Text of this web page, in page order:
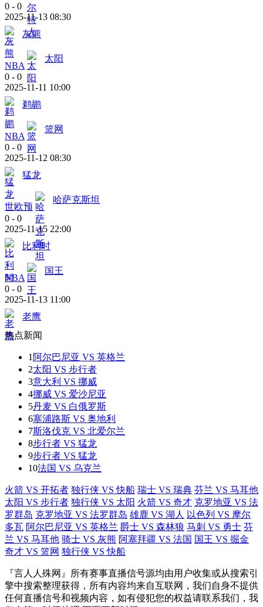
0 - 0
2025-11-13 08:30
灰熊
NBA
太阳
0 - 0
2025-11-11 10:00
鹈鹕
NBA
篮网
0 - 0
2025-11-12 08:30
猛龙
世欧预
哈萨克斯坦
0 - 0
2025-11-15 22:00
比利时
NBA
国王
0 - 0
2025-11-13 11:00
老鹰
热点新闻
1 阿尔巴尼亚 VS 英格兰
2太阳 VS 步行者
3意大利 VS 挪威
4挪威 VS 爱沙尼亚
5丹麦 VS 白俄罗斯
6塞浦路斯 VS 奥地利
7斯洛伐克 VS 北爱尔兰
8步行者 VS 猛龙
9步行者 VS 猛龙
10法国 VS 乌克兰
火箭 VS 开拓者 独行侠 VS 快船 瑞士 VS 瑞典 芬兰 VS 马耳他
太阳 VS 步行者 独行侠 VS 太阳 火箭 VS 奇才 克罗地亚 VS 法
罗群岛 克罗地亚 VS 法罗群岛 雄鹿 VS 湖人
以色列 VS 摩尔
多瓦 阿尔巴尼亚 VS 英格兰 爵士 VS 森林狼 马刺 VS 勇士 芬
兰 VS 马耳他 骑士 VS 灰熊 阿塞拜疆 VS 法国 国王 VS 掘金
奇才 VS 篮网 独行侠 VS 快船
『言人人殊网』所有赛事直播信号源均由用户收集或从搜索引
擎中搜索整理获得，所有内容均来自互联网，我们自身不提供
任何直播信号和视频内容，如有侵犯您的权益请联系我们，我